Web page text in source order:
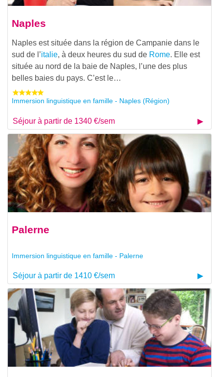
Naples
Naples est située dans la région de Campanie dans le
sud de l’italie, à deux heures du sud de Rome. Elle est
située au nord de la baie de Naples, l’une des plus
belles baies du pays. C’est le…
Immersion linguistique en famille - Naples (Région)
Séjour à partir de 1340 €/sem
Palerne
Immersion linguistique en famille - Palerne
Séjour à partir de 1410 €/sem